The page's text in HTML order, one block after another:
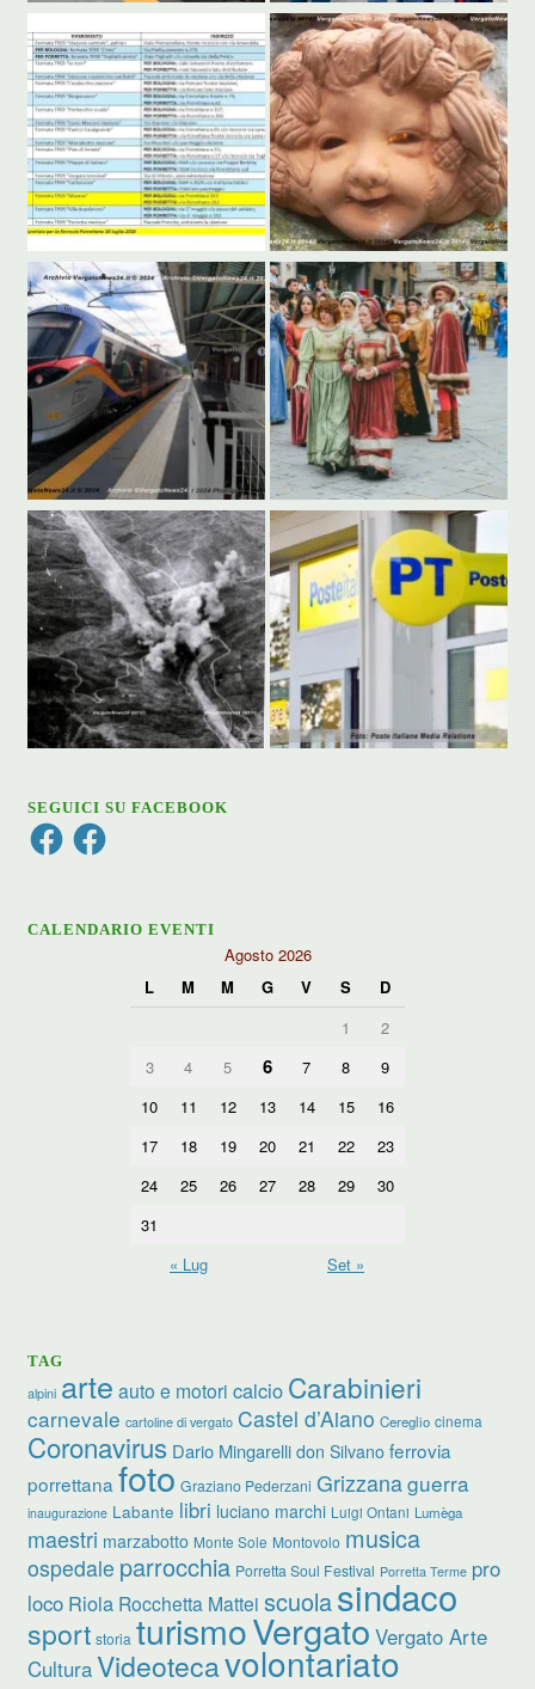
SEGUICI SU FACEBOOK
FacebookFacebook
CALENDARIO EVENTI
Agosto 2026
L
M M G V S
D
1
2
3
4 5 6 7 8
9
10
11 12 13 14 15
16
17
18 19 20 21 22
23
24
25 26 27 28 29
30
31
« Lug
Set »
TAG
alpini arte auto e motori calcio Carabinieri
carnevale cartoline di vergato Castel d’Aiano Cereglio cinema
Coronavirus Dario Mingarelli don Silvano ferrovia
porrettanafoto Graziano Pederzani Grizzanaguerra
inaugurazione Labante libri luciano marchi Luigi Ontani Lumèga
maestri marzabotto Monte Sole Montovolo musica
ospedale parrocchia Porretta Soul Festival Porretta Terme pro
loco Riola Rocchetta Mattei scuolasindaco
sport storia turismoVergato Vergato Arte
CulturaVideotecavolontariato